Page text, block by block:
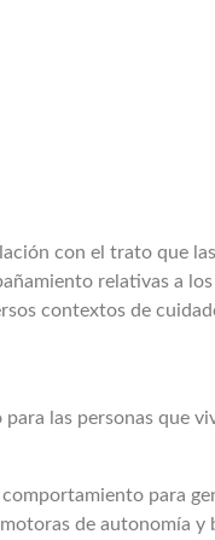
con el trato que
relativas a
contextos de
las personas que
para
de autonomía y